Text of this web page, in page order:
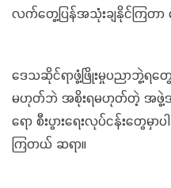
လက်တွေ့ပြန်အသုံးချနိုင်ကြတာ
ဒေသဆိုင်ရာဖွံ့ဖြိုးမှုပညာဘွဲ့ရ
မဟုတ်ဘဲ အစိုးရမဟုတ်တဲ့ အဖွဲ့အစ
ရော စီးပွားရေးလုပ်ငန်းတွ
ကြတယ် ဆရာ။